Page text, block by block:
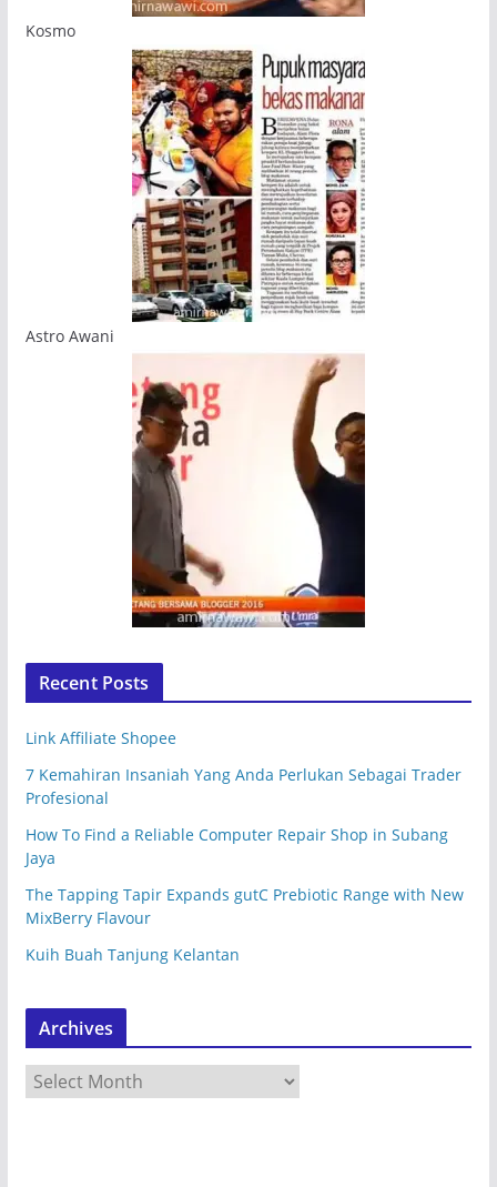
Kosmo
Astro Awani
Recent Posts
Link Affiliate Shopee
7 Kemahiran Insaniah Yang Anda Perlukan Sebagai Trader
Profesional
How To Find a Reliable Computer Repair Shop in Subang
Jaya
The Tapping Tapir Expands gutC Prebiotic Range with New
MixBerry Flavour
Kuih Buah Tanjung Kelantan
Archives
r